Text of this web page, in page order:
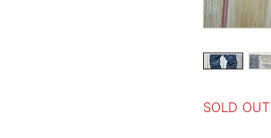
SOLD OUT